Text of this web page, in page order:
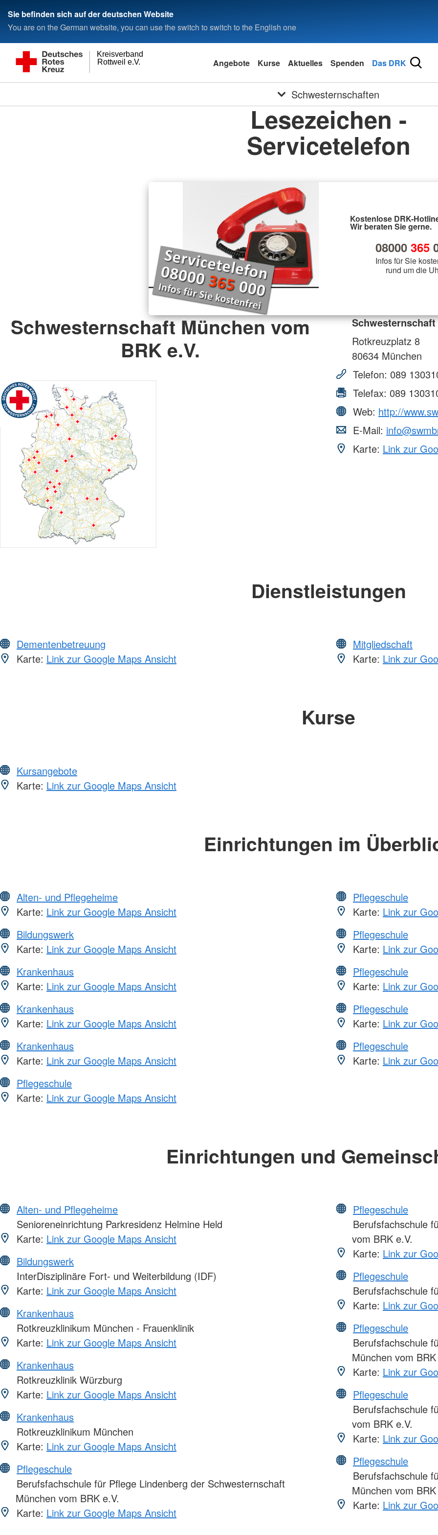
Sie befinden sich auf der deutschen Website
You are on the German website, you can use the switch to switch to the English one
Rottweil e.V.
Kreisverband
Angebote Kurse Aktuelles Spenden Das DRK
Schwesternschaften
Lesezeichen -
Servicetelefon
Kostenlose DRK-
Wir beraten Sie gerne.
08000 365
Infos für Sie
rund um die
Schwesternschaft München vom
BRK e.V.
Rotkreuzplatz 8
80634 München
Telefon: 089
Telefax: 089
Web: http://
E-Mail:
Karte: Link zur
Dienstleistungen
Dementenbetreuung
Karte: Link zur Google Maps Ansicht
Mitgliedschaft
Karte: Link zur
Kurse
Kursangebote
Karte: Link zur Google Maps Ansicht
Einrichtungen im
Alten- und Pflegeheime
Karte: Link zur Google Maps Ansicht
Bildungswerk
Karte: Link zur Google Maps Ansicht
Krankenhaus
Karte: Link zur Google Maps Ansicht
Krankenhaus
Karte: Link zur Google Maps Ansicht
Krankenhaus
Karte: Link zur Google Maps Ansicht
Pflegeschule
Karte: Link zur Google Maps Ansicht
Pflegeschule
Karte: Link zur
Pflegeschule
Karte: Link zur
Pflegeschule
Karte: Link zur
Pflegeschule
Karte: Link zur
Pflegeschule
Karte: Link zur
Einrichtungen und
Alten- und Pflegeheime
Senioreneinrichtung Parkresidenz Helmine Held
Karte: Link zur Google Maps Ansicht
Bildungswerk
InterDisziplinäre Fort- und Weiterbildung (IDF)
Karte: Link zur Google Maps Ansicht
Krankenhaus
Rotkreuzklinikum München - Frauenklinik
Karte: Link zur Google Maps Ansicht
Krankenhaus
Rotkreuzklinik Würzburg
Karte: Link zur Google Maps Ansicht
Krankenhaus
Rotkreuzklinikum München
Karte: Link zur Google Maps Ansicht
Pflegeschule
Berufsfachschule für Pflege Lindenberg der Schwesternschaft
München vom BRK e.V.
Karte: Link zur Google Maps Ansicht
Pflegeschule
Berufsfachschule
vom BRK e.V.
Karte: Link zur
Pflegeschule
Berufsfachschule
Karte: Link zur
Pflegeschule
Berufsfachschule
München vom BRK
Karte: Link zur
Pflegeschule
Berufsfachschule
vom BRK e.V.
Karte: Link zur
Pflegeschule
Berufsfachschule
München vom BRK
Karte: Link zur